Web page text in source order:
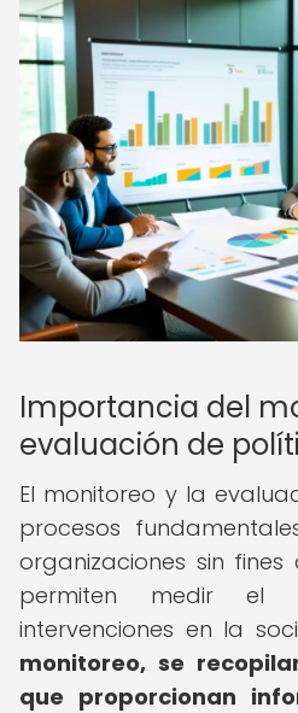
Importancia del
evaluación de
El monitoreo y la
procesos
organizaciones sin
permiten medir el
intervenciones en la
monitoreo, se
que proporcionan